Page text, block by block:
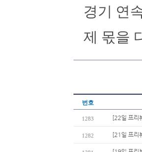
경기 연
제 몫을
번호
1283 [22일 프리
1282 [21일 프리